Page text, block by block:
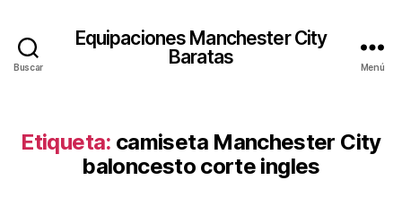
Buscar
Equipaciones Manchester City
Baratas
Menú
Etiqueta: camiseta Manchester City
baloncesto corte ingles